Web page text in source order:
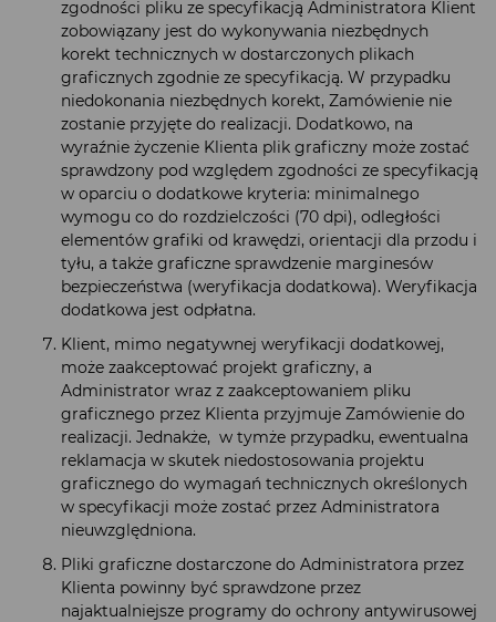
zgodności pliku ze specyfikacją Administratora Klient
zobowiązany jest do wykonywania niezbędnych
korekt technicznych w dostarczonych plikach
graficznych zgodnie ze specyfikacją. W przypadku
niedokonania niezbędnych korekt, Zamówienie nie
zostanie przyjęte do realizacji. Dodatkowo, na
wyraźnie życzenie Klienta plik graficzny może zostać
sprawdzony pod względem zgodności ze specyfikacją
w oparciu o dodatkowe kryteria: minimalnego
wymogu co do rozdzielczości (70 dpi), odległości
elementów grafiki od krawędzi, orientacji dla przodu i
tyłu, a także graficzne sprawdzenie marginesów
bezpieczeństwa (weryfikacja dodatkowa). Weryfikacja
dodatkowa jest odpłatna.
Klient, mimo negatywnej weryfikacji dodatkowej,
może zaakceptować projekt graficzny, a
Administrator wraz z zaakceptowaniem pliku
graficznego przez Klienta przyjmuje Zamówienie do
realizacji. Jednakże, w tymże przypadku, ewentualna
reklamacja w skutek niedostosowania projektu
graficznego do wymagań technicznych określonych
w specyfikacji może zostać przez Administratora
nieuwzględniona.
Pliki graficzne dostarczone do Administratora przez
Klienta powinny być sprawdzone przez
najaktualniejsze programy do ochrony antywirusowej